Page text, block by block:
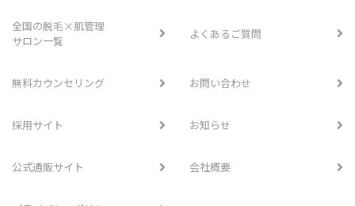
全国の脱毛×肌管理
サロン一覧
よくあるご質問
無料カウンセリング お問い合わせ
採用サイト お知らせ
公式通販サイト 会社概要